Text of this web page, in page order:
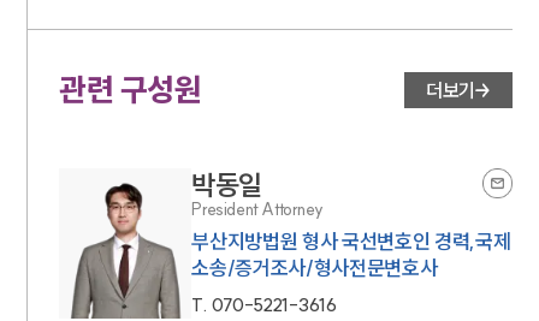
관련 구성원 더보기
박동일
President Attorney
부산지방법원 형사 국선변호인 경력,국제
소송/증거조사/형사전문변호사
T. 070-5221-3616